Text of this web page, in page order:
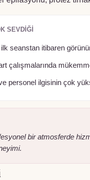
SEVDIĞI
seanstan itibaren
çalışmalarında
personel ilgisinin çok
bir atmosferde